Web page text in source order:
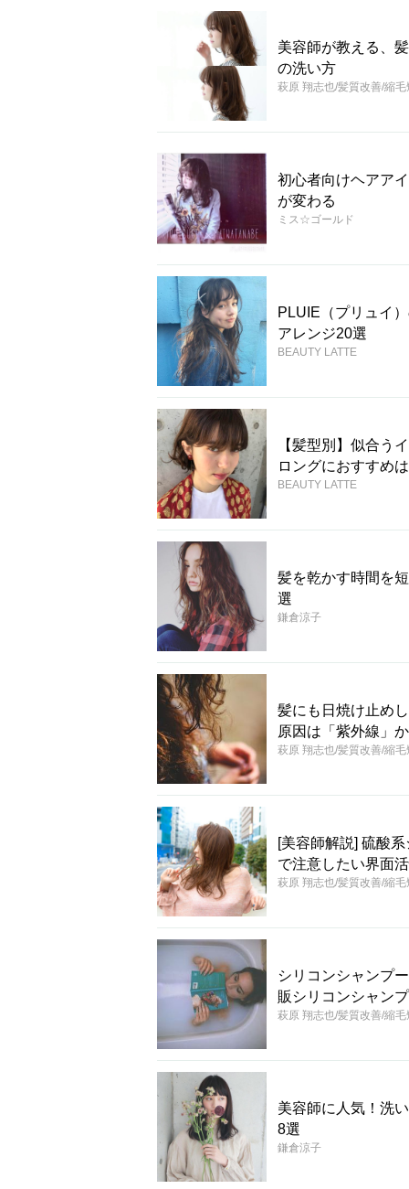
美容師が教える、
の洗い方
萩原 翔志也/髪質改善/縮毛
初心者向けヘアア
が変わる
ミス☆ゴールド
PLUIE（プリュイ
アレンジ20選
BEAUTY LATTE
【髪型別】似合う
ロングにおすすめ
BEAUTY LATTE
髪を乾かす時間を
選
鎌倉涼子
髪にも日焼け止め
原因は「紫外線」
萩原 翔志也/髪質改善/縮毛
[美容師解説] 硫酸
で注意したい界面
萩原 翔志也/髪質改善/縮毛
シリコンシャンプ
販シリコンシャン
萩原 翔志也/髪質改善/縮毛
美容師に人気！洗
8選
鎌倉涼子